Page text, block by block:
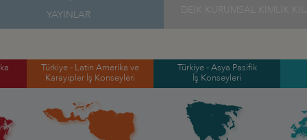
YAYINLAR
Türkiye - Latin Amerika ve
Karayipler İş Konseyleri
Türkiye - Asya Pasifik
İş Konseyleri